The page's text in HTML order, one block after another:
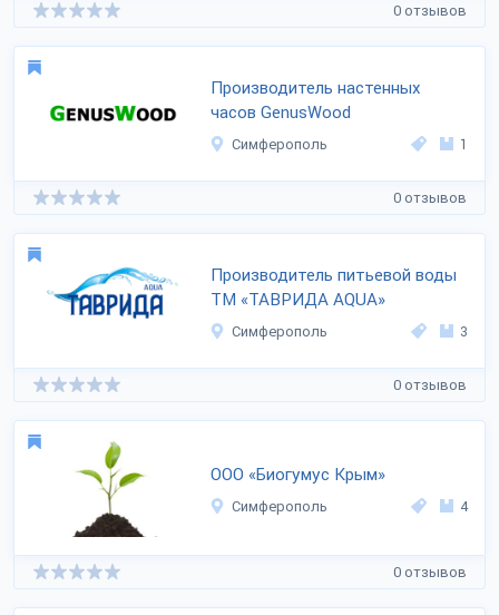
0 отзывов
Производитель настенных
часов GenusWood
Симферополь 1
0 отзывов
Производитель питьевой воды
ТМ «ТАВРИДА AQUA»
Симферополь 3
0 отзывов
ООО «Биогумус Крым»
Симферополь 4
0 отзывов